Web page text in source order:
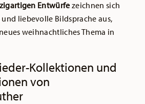
Entwürfe zeichnen sich
liebevolle Bildsprache aus,
weihnachtliches Thema in
Kollektionen und
von